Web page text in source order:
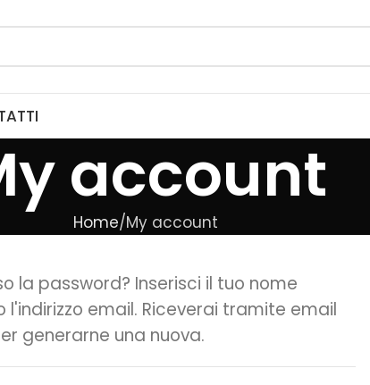
account
Home My account
la password? Inserisci il tuo nome
l'indirizzo email. Riceverai tramite email
generarne una nuova.